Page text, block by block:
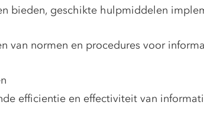
bieden, geschikte hulpmiddelen
van normen en procedures voor
efficientie en effectiviteit van